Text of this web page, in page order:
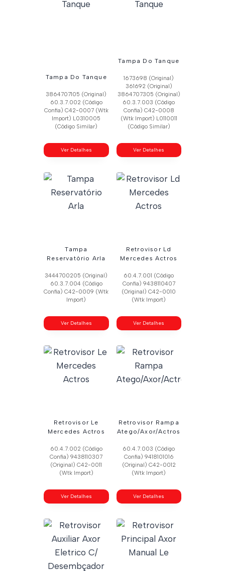
Tampa Do Tanque
3864707105 (Original)
60.3.7.002 (Código
Confia) C42-0007 (Wtk
Import) L0310005
(Código Similar)
Ver Detalhes
Tampa Do Tanque
1673698 (Original)
361692 (Original)
3864707305 (Original)
60.3.7.003 (Código
Confia) C42-0008
(Wtk Import) L0110011
(Código Similar)
Ver Detalhes
Tampa
Reservatório Arla
3444700205 (Original)
60.3.7.004 (Código
Confia) C42-0009 (Wtk
Import)
Ver Detalhes
Retrovisor Ld
Mercedes Actros
60.4.7.001 (Código
Confia) 9438110407
(Original) C42-0010
(Wtk Import)
Ver Detalhes
Retrovisor Le
Mercedes Actros
60.4.7.002 (Código
Confia) 9438110307
(Original) C42-0011
(Wtk Import)
Ver Detalhes
Retrovisor Rampa
Atego/Axor/Actros
60.4.7.003 (Código
Confia) 9418101016
(Original) C42-0012
(Wtk Import)
Ver Detalhes